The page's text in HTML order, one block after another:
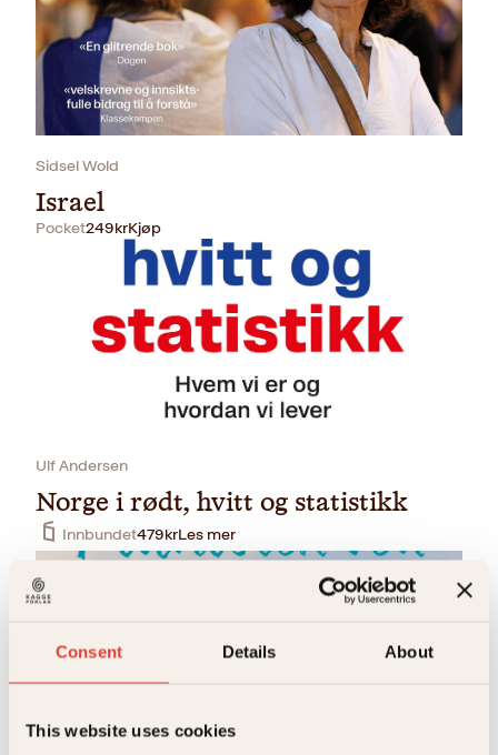
Consent Details About
This website uses cookies
Sidsel Wold
Israel
Pocket249krKjøp
Ulf Andersen
Norge i rødt, hvitt og statistikk
Innbundet479krLes mer